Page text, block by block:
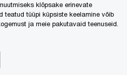
klõpsake erinevate
teatud tüüpi küpsiste keelamine võib
ja meie pakutavaid teenuseid.